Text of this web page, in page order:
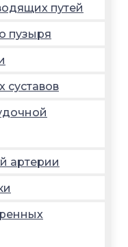
путей
пузыря
суставов
артерии